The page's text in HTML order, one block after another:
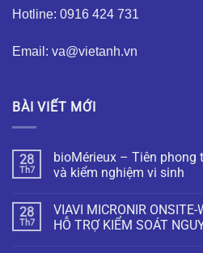
Hotline: 0916 424 731
Email: va@vietanh.vn
BÀI VIẾT MỚI
28
Th7
bioMérieux – Tiên phong
và kiểm nghiệm vi sinh
28
Th7
VIAVI MICRONIR
HỖ TRỢ KIỂM SOÁT